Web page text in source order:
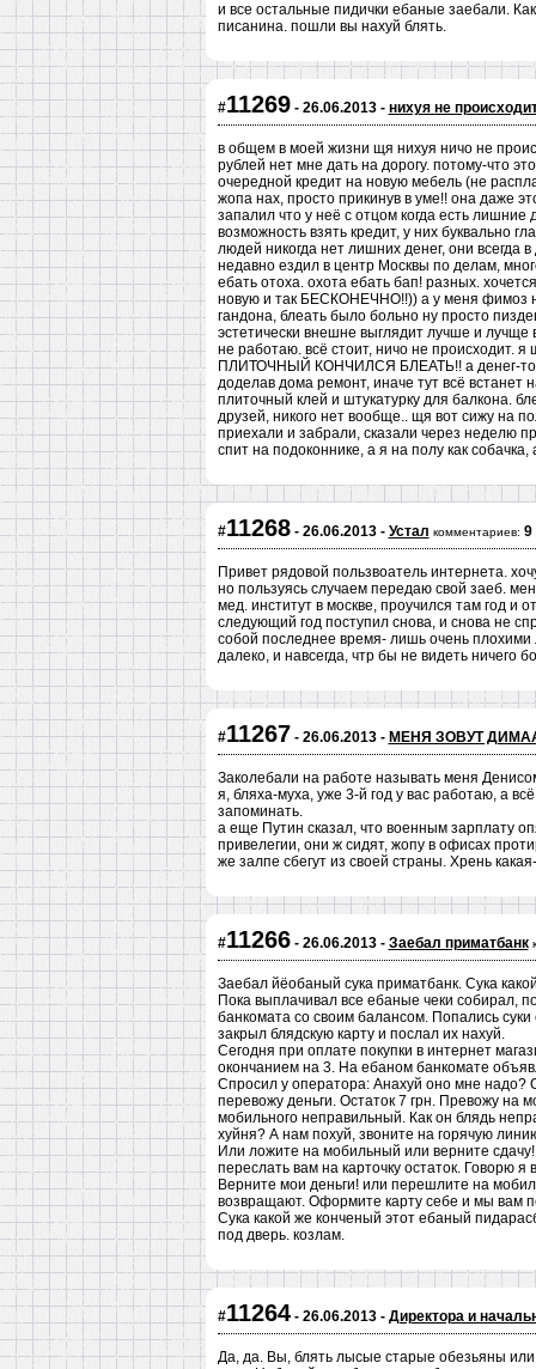
и все остальные пидички ебаные заебали.
писанина. пошли вы нахуй блять.
#11269- 26.06.2013 - нихуя не
в общем в моей жизни щя нихуя ничо не
рублей нет мне дать на дорогу. потому-что
очередной кредит на новую мебель (не
жопа нах, просто прикинув в уме!! она даже
запалил что у неё с отцом когда есть лишние
возможность взять кредит, у них буквально
людей никогда нет лишних денег, они
недавно ездил в центр Москвы по делам,
ебать отоха. охота ебать бап! разных.
новую и так БЕСКОНЕЧНО!!)) а у меня фимоз
гандона, блеать было больно ну просто
эстетически внешне выглядит лучше и лучще
не работаю. всё стоит, ничо не происходит.
ПЛИТОЧНЫЙ КОНЧИЛСЯ БЛЕАТЬ!! а денег-то
доделав дома ремонт, иначе тут всё встанет
плиточный клей и штукатурку для балкона.
друзей, никого нет вообще.. щя вот сижу на
приехали и забрали, сказали через неделю
спит на подоконнике, а я на полу как собачка,
#11268- 26.06.2013 - Устал комментариев: 9
Привет рядовой пользвоатель интернета.
но пользуясь случаем передаю свой заеб.
мед. институт в москве, проучился там год и
следующий год поступил снова, и снова не
собой последнее время- лишь очень плохими
далеко, и навсегда, чтр бы не видеть ничего
#11267 - 26.06.2013 - МЕНЯ ЗОВУТ
Заколебали на работе называть меня
я, бляха-муха, уже 3-й год у вас работаю, а
запоминать.
а еще Путин сказал, что военным зарплату
привелегии, они ж сидят, жопу в офисах
же залпе сбегут из своей страны. Хрень
#11266- 26.06.2013 - Заебал приматбанк
Заебал йёобаный сука приматбанк. Сука
Пока выплачивал все ебаные чеки собирал,
банкомата со своим балансом. Попались
закрыл блядскую карту и послал их нахуй.
Сегодня при оплате покупки в интернет
окончанием на 3. На ебаном банкомате
Спросил у оператора: Анахуй оно мне надо?
перевожу деньги. Остаток 7 грн. Превожу
мобильного неправильный. Как он блядь
хуйня? А нам похуй, звоните на горячую
Или ложите на мобильный или верните
переслать вам на карточку остаток. Говорю
Верните мои деньги! или перешлите на
возвращают. Оформите карту себе и мы вам
Сука какой же конченый этот ебаный
под дверь. козлам.
#11264- 26.06.2013 - Директора и
Да, да. Вы, блять лысые старые обезьяны